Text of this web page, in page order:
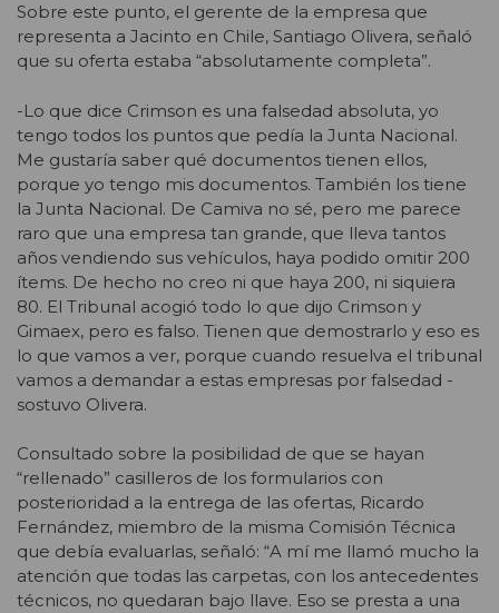
Sobre este punto, el gerente de la empresa que
representa a Jacinto en Chile, Santiago Olivera, señaló
que su oferta estaba “absolutamente completa”.
-Lo que dice Crimson es una falsedad absoluta, yo
tengo todos los puntos que pedía la Junta Nacional.
Me gustaría saber qué documentos tienen ellos,
porque yo tengo mis documentos. También los tiene
la Junta Nacional. De Camiva no sé, pero me parece
raro que una empresa tan grande, que lleva tantos
años vendiendo sus vehículos, haya podido omitir 200
ítems. De hecho no creo ni que haya 200, ni siquiera
80. El Tribunal acogió todo lo que dijo Crimson y
Gimaex, pero es falso. Tienen que demostrarlo y eso es
lo que vamos a ver, porque cuando resuelva el tribunal
vamos a demandar a estas empresas por falsedad -
sostuvo Olivera.
Consultado sobre la posibilidad de que se hayan
“rellenado” casilleros de los formularios con
posterioridad a la entrega de las ofertas, Ricardo
Fernández, miembro de la misma Comisión Técnica
que debía evaluarlas, señaló: “A mí me llamó mucho la
atención que todas las carpetas, con los antecedentes
técnicos, no quedaran bajo llave. Eso se presta a una